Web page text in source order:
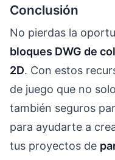
Conclusión
No pierdas la
bloques DWG de
2D. Con estos
de juego que no
también seguros
para ayudarte a
tus proyectos de